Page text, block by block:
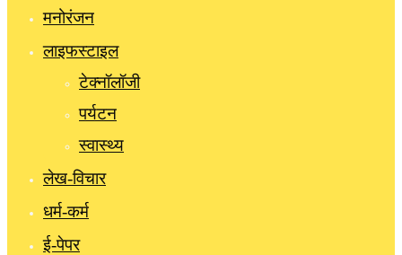
मनोरंजन
लाइफस्टाइल
टेक्नॉलॉजी
पर्यटन
स्वास्थ्य
लेख-विचार
धर्म-कर्म
ई-पेपर